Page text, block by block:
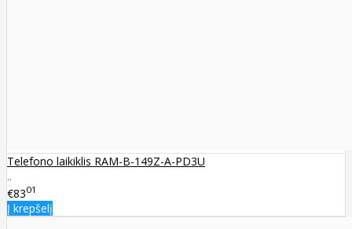
Telefono laikiklis RAM-B-149Z-A-PD3U
..
€8301
Į krepšelį